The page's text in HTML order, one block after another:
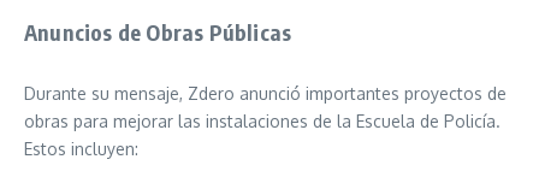
Anuncios de Obras Públicas
Durante su mensaje, Zdero anunció importantes proyectos de
obras para mejorar las instalaciones de la Escuela de Policía.
Estos incluyen: